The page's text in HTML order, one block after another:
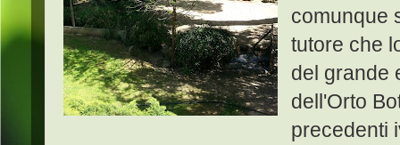
comunque
tutore che
del grande
dell'Orto
precedenti